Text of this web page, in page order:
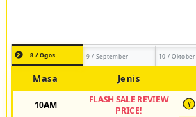
8 / Ogos 9 / September 10 / Oktober
Masa Jenis
10AM
FLASH SALE REVIEW
PRICE!
¥